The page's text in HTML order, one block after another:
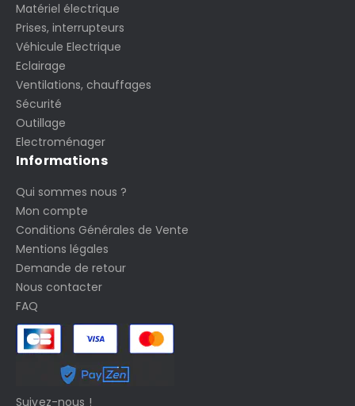
Matériel électrique
Prises, interrupteurs
Véhicule Electrique
Eclairage
Ventilations, chauffages
Sécurité
Outillage
Electroménager
Informations
Qui sommes nous ?
Mon compte
Conditions Générales de Vente
Mentions légales
Demande de retour
Nous contacter
FAQ
Suivez-nous !